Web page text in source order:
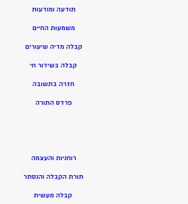
תודעה ומודעות
משמעות החיים
קבלה מדיה שיעורים
קבלה בשידור חי
חזרה בתשובה
פרדס התורה
רוחניות והעצמה
תורת הקבלה והנסתר
קבלה מעשית